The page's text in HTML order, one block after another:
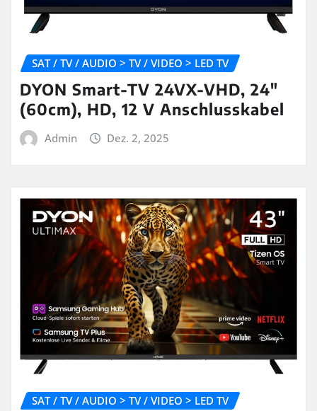
SAT / TV / AUDIO > TV / VIDEO > LED TV
DYON Smart-TV 24VX-VHD, 24″
(60cm), HD, 12 V Anschlusskabel
Admin Dez. 2, 2025
SAT / TV / AUDIO > TV / VIDEO > LED TV